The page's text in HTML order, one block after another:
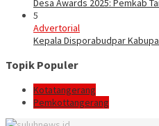
Desa Awards 2025: Pemkab
5
Advertorial
Kepala Disporabudpar
Topik Populer
Kotatangerang
Pemkottangerang